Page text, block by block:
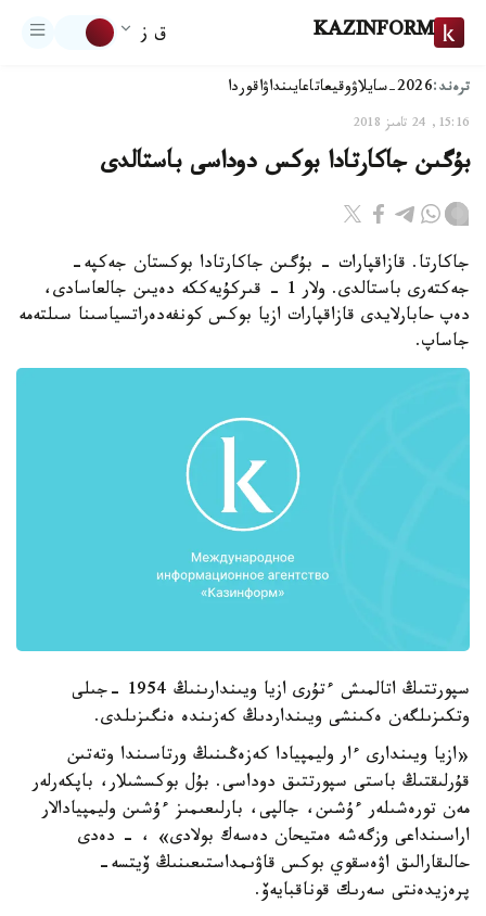
KAZINFORM ق ز
ترەند:2026-سايلاۋ وقيعاتاعايىنداۋاقوردا
15:16, 24 تامىز 2018
بۇگىن جاكارتادا بوكس دوداسى باستالدى
جاكارتا. قازاقپارات - بۇگىن جاكارتادا بوكستان جەكپە-
جەكتەرى باستالدى. ولار 1 - قىركۇيەككە دەيىن جالعاسادى،
دەپ حابارلايدى قازاقپارات ازيا بوكس كونفەدەراتسياسىنا سىلتەمە
جاساپ.
سپورتتىڭ اتالمىش ءتۇرى ازيا ويىندارىنىڭ 1954 -جىلى
وتكىزىلگەن ەكىنشى ويىنداردىڭ كەزىندە ەنگىزىلدى.
«ازيا ويىندارى ءار وليمپيادا كەزەڭىنىڭ ورتاسىندا وتەتىن
قۇرلىقتىڭ باستى سپورتتىق دوداسى. بۇل بوكسشىلار، باپكەرلەر
مەن تورەشىلەر ءۇشىن، جالپى، بارلىعىمىز ءۇشىن وليمپيادالار
اراسىنداعى وزگەشە ەمتيحان دەسەك بولادى» ، - دەدى
حالىقارالىق اۋەسقوي بوكس قاۋىمداستىعىنىڭ ۆيتسە-
پرەزيدەنتى سەرىك قوناقبايەۆ.